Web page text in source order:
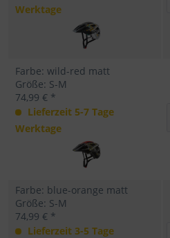
Werktage
Farbe: wild-red matt
Größe: S-M
74,99 € *
Lieferzeit 5-7 Tage
Werktage
Farbe: blue-orange matt
Größe: S-M
74,99 € *
Lieferzeit 3-5 Tage